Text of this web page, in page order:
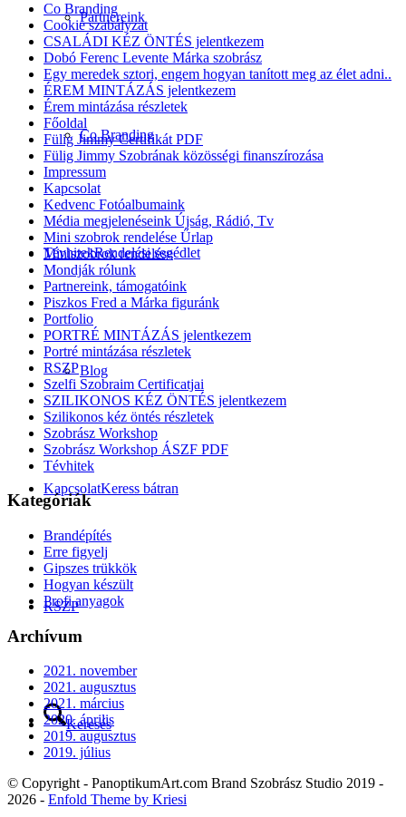
Partnereink
Co Branding
TévhitekRendelési segédlet
Blog
KapcsolatKeress bátran
RSZP
Keresés
Co Branding
Cookie szabályzat
CSALÁDI KÉZ ÖNTÉS jelentkezem
Dobó Ferenc Levente Márka szobrász
Egy meredek sztori, engem hogyan tanított meg az élet adni..
ÉREM MINTÁZÁS jelentkezem
Érem mintázása részletek
Főoldal
Fülig Jimmy Certifikát PDF
Fülig Jimmy Szobrának közösségi finanszírozása
Impressum
Kapcsolat
Kedvenc Fotóalbumaink
Média megjelenéseink Újság, Rádió, Tv
Mini szobrok rendelése Űrlap
Miniszobrok rendelése
Mondják rólunk
Partnereink, támogatóink
Piszkos Fred a Márka figuránk
Portfolio
PORTRÉ MINTÁZÁS jelentkezem
Portré mintázása részletek
RSZP
Szelfi Szobraim Certificatjai
SZILIKONOS KÉZ ÖNTÉS jelentkezem
Szilikonos kéz öntés részletek
Szobrász Workshop
Szobrász Workshop ÁSZF PDF
Tévhitek
Kategóriák
Brandépítés
Erre figyelj
Gipszes trükkök
Hogyan készült
Profi anyagok
Archívum
2021. november
2021. augusztus
2021. március
2020. április
2019. augusztus
2019. július
© Copyright - PanoptikumArt.com Brand Szobrász Studio 2019 -
2026 - Enfold Theme by Kriesi